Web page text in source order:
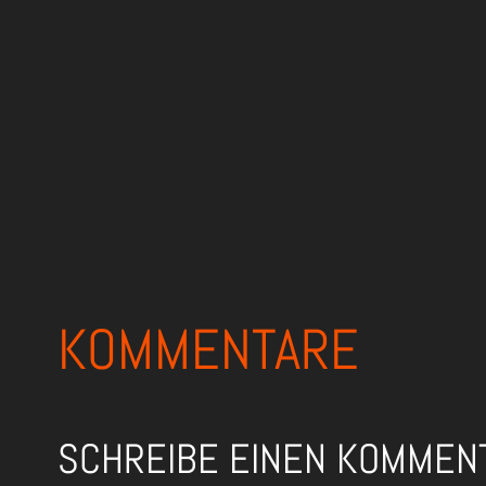
KOMMENTARE
SCHREIBE EINEN